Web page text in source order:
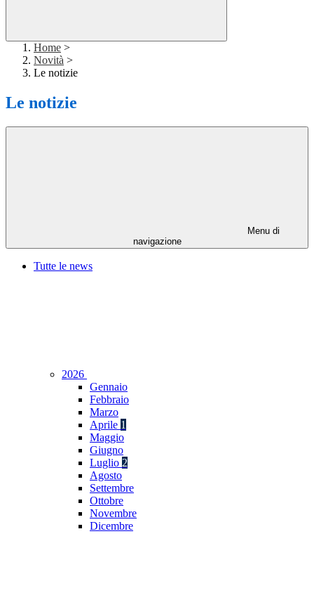
Home >
Novità >
Le notizie
Le notizie
Menu di
navigazione
Tutte le news
2026
Gennaio
Febbraio
Marzo
Aprile 1
Maggio
Giugno
Luglio 2
Agosto
Settembre
Ottobre
Novembre
Dicembre